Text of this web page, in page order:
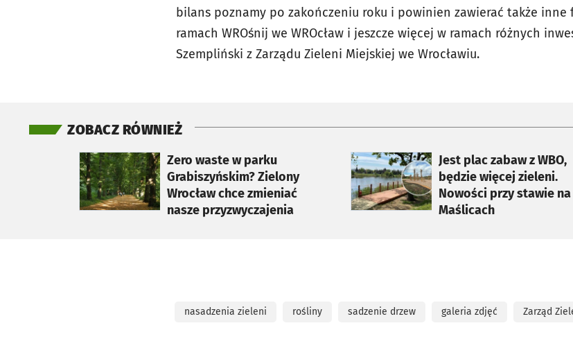
bilans poznamy po zakończeniu roku i powinien zawierać także
ramach WROśnij we WROcław i jeszcze więcej w ramach różnych
Szempliński z Zarządu Zieleni Miejskiej we Wrocławiu.
ZOBACZ RÓWNIEŻ
Zero waste w parku
Grabiszyńskim? Zielony
Wrocław chce zmieniać
nasze przyzwyczajenia
otworzy się w nowej karcie
Jest plac zabaw z WBO,
będzie więcej zieleni.
Nowości przy stawie na
Maślicach
otworzy się w nowej karcie
nasadzenia zieleni rośliny sadzenie drzew galeria zdjęć Zarząd